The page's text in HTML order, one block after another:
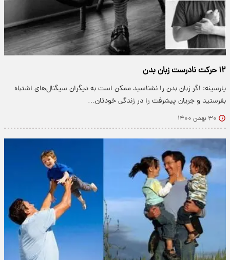
۱۲ حرکت نادرست زبان بدن
پارسینه: اگر زبان بدن را نشناسید ممکن است به دیگران سیگنال‌های اشتباه
بفرستید و جریان پیشرفت را در زندگی خودتان…
۳۰ بهمن ۱۴۰۰